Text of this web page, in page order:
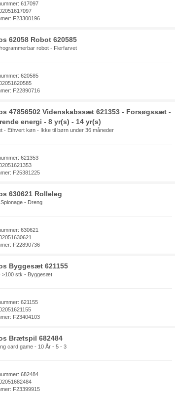
617097
F23300196
62058 Robot 620585
robot - Flerfarvet
620585
F22890716
47856502 Videnskabssæt 621353 - Forsøgssæt -
energi - 8 yr(s) - 14 yr(s)
- Ethvert køn - Ikke til børn under 36 måneder
621353
F25381225
630621 Rolleleg
- Dreng
630621
F22890736
Byggesæt 621155
>100 stk - Byggesæt
621155
F23404103
Brætspil 682484
card game - 10 År - 5 - 3
682484
F23399915